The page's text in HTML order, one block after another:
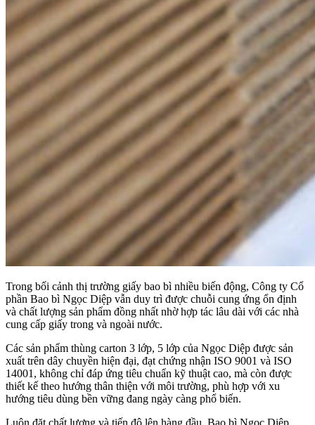
Trong bối cảnh thị trường giấy bao bì nhiều biến động, Công ty Cổ
phần Bao bì Ngọc Diệp vẫn duy trì được chuỗi cung ứng ổn định
và chất lượng sản phẩm đồng nhất nhờ hợp tác lâu dài với các nhà
cung cấp giấy trong và ngoài nước.
Các sản phẩm thùng carton 3 lớp, 5 lớp của Ngọc Diệp được sản
xuất trên dây chuyền hiện đại, đạt chứng nhận ISO 9001 và ISO
14001, không chỉ đáp ứng tiêu chuẩn kỹ thuật cao, mà còn được
thiết kế theo hướng thân thiện với môi trường, phù hợp với xu
hướng tiêu dùng bền vững đang ngày càng phổ biến.